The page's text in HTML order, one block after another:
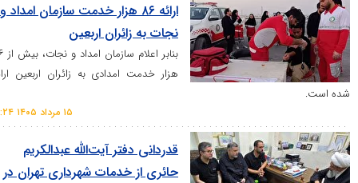
ارائه ۸۶ هزار خدمت سازمان امداد و
نجات به زائران اربعین
بنابر اعلام سازمان امداد و نجات، بیش از ۸۶
هزار خدمت امدادی به زائران اربعین ارائه
قدردانی دفتر آیت‌الله عبدالکریم
حائری از خدمات شهرداری تهران در